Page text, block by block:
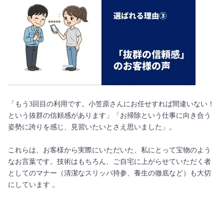
「もう3回目の利用です。小笠原さんにお任せすれば間違いない！
という抜群の信頼感があります」「お掃除という仕事に向き合う
姿勢に誇りを感じ、見習いたいとさえ思いました」。
これらは、お客様から実際にいただいた、私にとって宝物のよう
なお言葉です。技術はもちろん、ご自宅に上がらせていただく者
としてのマナー（清潔なスリッパ持参、養生の徹底など）も大切
にしています 。